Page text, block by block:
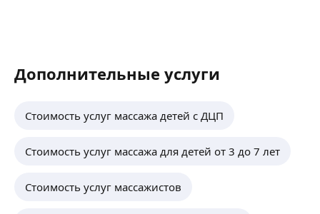
Дополнительные услуги
Стоимость услуг массажа детей с ДЦП
Стоимость услуг массажа для детей от 3 до 7 лет
Стоимость услуг массажистов